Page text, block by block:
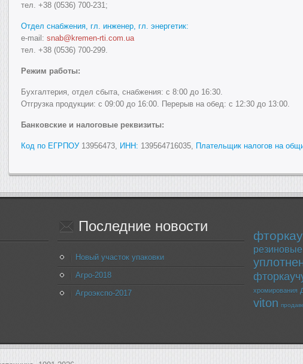
тел. +38 (0536) 700-231;
Отдел снабжения, гл. инженер, гл. энергетик:
e-mail: snab@kremen-rti.com.ua
тел. +38 (0536) 700-299.
Режим работы:
Бухгалтерия, отдел сбыта, снабжения: с 8:00 до 16:30.
Отгрузка продукции: с 09:00 до 16:00. Перерыв на обед: с 12:30 до 13:00.
Банковские и налоговые реквизиты:
Код по ЕГРПОУ13956473, ИНН: 139564716035, Плательщик налогов на
Последние новости
Новый участок упаковки
Агро-2018
Агроэкспо-2017
резиновые
хромирования
viton